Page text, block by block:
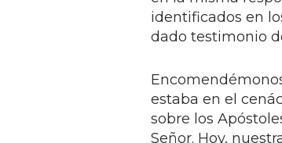
identificados en
dado testimonio
estaba en el
sobre los
Señor. Hoy,